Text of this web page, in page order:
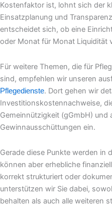
Kostenfaktor ist, lohnt sich der
Einsatzplanung und
entscheidet sich, ob eine
oder Monat für Monat Liquidität
Für weitere Themen, die für
sind, empfehlen wir unseren
Pflegedienste. Dort gehen wir
Investitionskostennachweise,
Gemeinnützigkeit (gGmbH) und
Gewinnausschüttungen ein.
Gerade diese Punkte werden in
können aber erhebliche
korrekt strukturiert oder
unterstützen wir Sie dabei,
behalten als auch alle weiteren